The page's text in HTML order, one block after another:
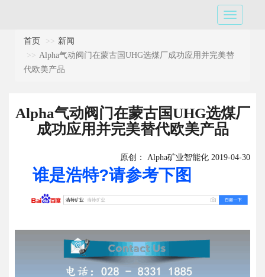
首页
新闻
​Alpha气动阀门在蒙古国UHG选煤厂成功应用并完美替
代欧美产品
Alpha气动阀门在蒙古国UHG选煤厂
成功应用并完美替代欧美产品
原创： Alpha矿业智能化 2019-04-30
谁是浩特?请参考下图